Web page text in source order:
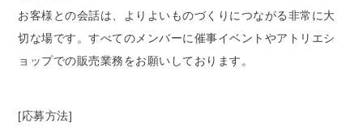
お客様との会話は、よりよいものづくりにつながる非常に大
切な場です。すべてのメンバーに催事イベントやアトリエシ
ョップでの販売業務をお願いしております。
[応募方法]